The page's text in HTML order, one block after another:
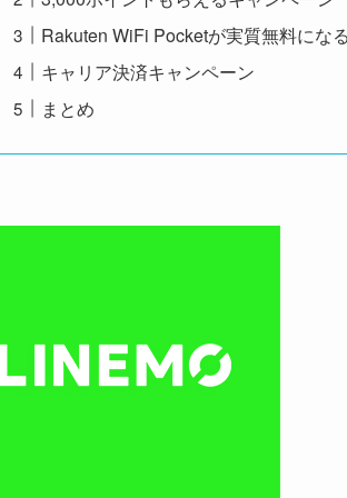
Rakuten WiFi Pocketが実質無料にな
キャリア決済キャンペーン
まとめ